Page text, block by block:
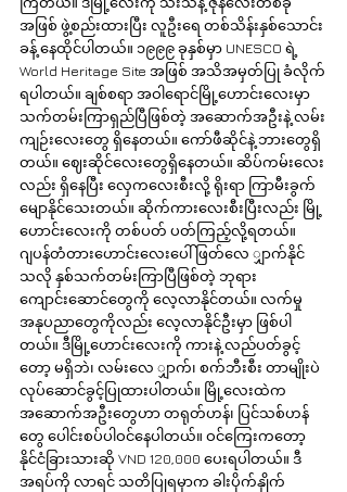
အဖြစ် ဖွဲ့စည်းထားပြီး လူဦးရေ တစ်သိန်းနှစ်သောင်း
ခန့် နေထိုင်ပါတယ်။ ၁၉၉၉ ခုနှစ်မှာ UNESCO ရဲ့
World Heritage Site အဖြစ် အသိအမှတ်ပြု ခံလိုက်
ရပါတယ်။ ချစ်စရာ အဝါရောင်မြို့ဟောင်းလေးမှာ
သက်တမ်းကြာရှည်ပြီဖြစ်တဲ့ အဆောက်အဦးနဲ့ လမ်း
ကျဉ်းလေးတွေ ရှိနေတယ်။ ကော်ဖီဆိုင်နဲ့ ဘားတွေရှိ
တယ်။ ဈေးဆိုင်လေးတွေရှိနေတယ်။ ဆိပ်ကမ်းလေး
လည်း ရှိနေပြီး လှေကလေးစီးလို့ ရိုးရာ ကြာမီးခွက်
မျောနိုင်သေးတယ်။ ဆိုက်ကားလေးစီးပြီးလည်း မြို့
ဟောင်းလေးကို တစ်ပတ် ပတ်ကြည့်လို့ရတယ်။
ဂျပန်တံတားဟောင်းလေးပေါ် ဖြတ်လေ ျှာက်နိုင်
သလို နှစ်သက်တမ်းကြာပြီဖြစ်တဲ့ ဘုရား
ကျောင်းဆောင်တွေကို လေ့လာနိုင်တယ်။ လက်မှု
အနုပညာတွေကိုလည်း လေ့လာနိုင်ဦးမှာ ဖြစ်ပါ
တယ်။ ဒီမြို့ဟောင်းလေးကို ကားနဲ့ လည်ပတ်ခွင့်
တော့ မရှိဘဲ၊ လမ်းလေ ျှာက်၊ စက်ဘီးစီး တာမျိုးပဲ
လုပ်ဆောင်ခွင့်ပြုထားပါတယ်။ မြို့လေးထဲက
အဆောက်အဦးတွေဟာ တရုတ်ဟန်၊ ပြင်သစ်ဟန်
တွေ ပေါင်းစပ်ပါဝင်နေပါတယ်။ ဝင်ကြေးကတော့
နိုင်ငံခြားသားဆို VND 120,000 ပေးရပါတယ်။ ဒီ
အရပ်ကို လာရင် သတိပြုရမှာက ခါးပိုက်နှိုက်